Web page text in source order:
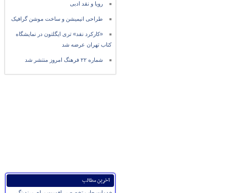
رویا و نقد ادبی
طراحی انیمیشن و ساخت موشن گرافیک
«کارکرد نقد» تری ایگلتون در نمایشگاه
کتاب تهران عرضه شد
شماره ۲۲ فرهنگ امروز منتشر شد
آخرین مطالب